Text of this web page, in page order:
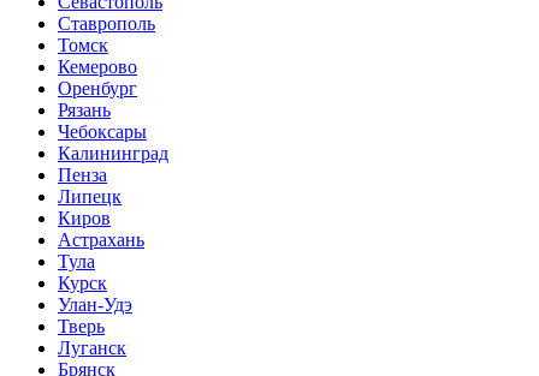
Ставрополь
Томск
Кемерово
Оренбург
Рязань
Чебоксары
Калининград
Пенза
Липецк
Киров
Астрахань
Тула
Курск
Улан-Удэ
Тверь
Луганск
Брянск